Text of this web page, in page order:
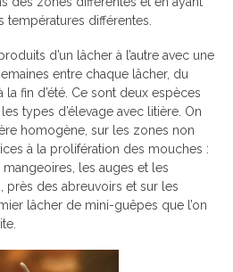
températures différentes.
d’un lâcher à l’autre avec une
entre chaque lâcher, du
la fin d’été. Ce sont deux espèces
types d’élevage avec litière. On
homogène, sur les zones non
à la prolifération des mouches :
les auges et les
près des abreuvoirs et sur les
lâcher de mini-guêpes que l’on